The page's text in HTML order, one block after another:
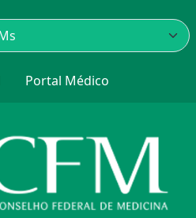
Portal Médico